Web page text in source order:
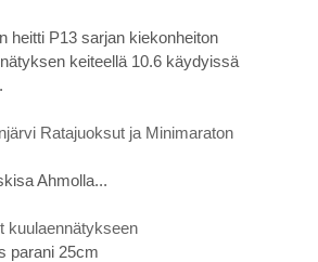
heitti P13 sarjan kiekonheiton
keiteellä 10.6 käydyissä
Ratajuoksut ja Minimaraton
Ahmolla...
kuulaennätykseen
parani 25cm